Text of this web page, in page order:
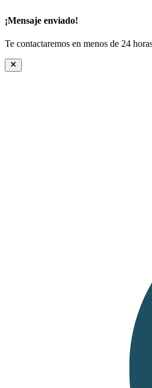
¡Mensaje enviado!
Te contactaremos en menos de 24